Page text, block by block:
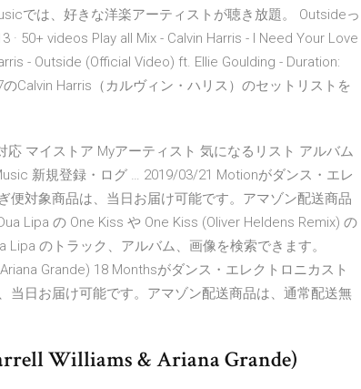
では、好きな洋楽アーティストが聴き放題。 Outsideっ
· 50+ videos Play all Mix - Calvin Harris - I Need Your Love
- Outside (Official Video) ft. Ellie Goulding - Duration:
Calvin Harris（カルヴィン・ハリス）のセットリストを
マイストア Myアーティスト 気になるリスト アルバム
新規登録・ログ … 2019/03/21 Motionがダンス・エレ
便対象商品は、当日お届け可能です。アマゾン配送商品
Lipa の One Kiss や One Kiss (Oliver Heldens Remix) の
のトラック、アルバム、画像を検索できます。
Grande) 18 Monthsがダンス・エレクトロニカスト
当日お届け可能です。アマゾン配送商品は、通常配送無
Williams & Ariana Grande)